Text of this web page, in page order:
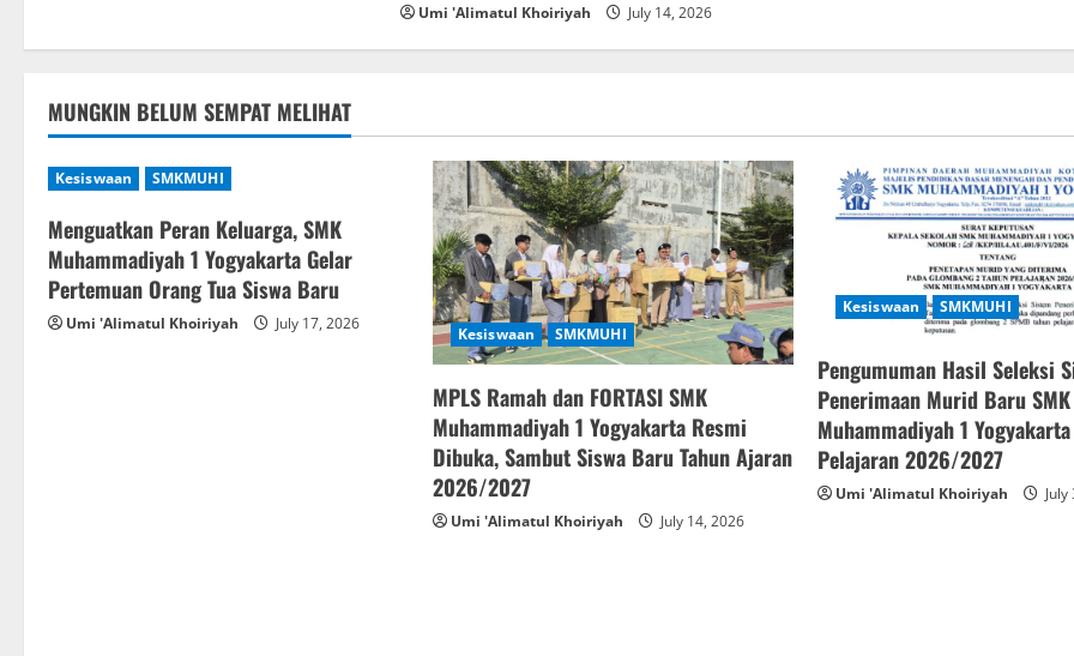
i
n
Umi 'Alimatul Khoiriyah July 14, 2026
MUNGKIN BELUM SEMPAT MELIHAT
Kesiswaan SMKMUHI
Menguatkan Peran Keluarga, SMK
Muhammadiyah 1 Yogyakarta Gelar
Pertemuan Orang Tua Siswa Baru
Umi 'Alimatul Khoiriyah July 17, 2026 Kesiswaan SMKMUHI
MPLS Ramah dan FORTASI SMK
Muhammadiyah 1 Yogyakarta Resmi
Dibuka, Sambut Siswa Baru Tahun Ajaran
2026/2027
Umi 'Alimatul Khoiriyah July 14, 2026
Kesiswaan SMKMUHI
Pengumuman Hasil Seleksi
Penerimaan Murid Baru SMK
Muhammadiyah 1
Pelajaran 2026/2027
Umi 'Alimatul Khoiriyah